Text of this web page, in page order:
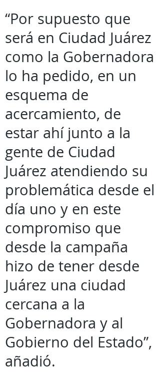
“Por supuesto que
será en Ciudad Juárez
como la Gobernadora
lo ha pedido, en un
esquema de
acercamiento, de
estar ahí junto a la
gente de Ciudad
Juárez atendiendo su
problemática desde el
día uno y en este
compromiso que
desde la campaña
hizo de tener desde
Juárez una ciudad
cercana a la
Gobernadora y al
Gobierno del Estado”,
añadió.